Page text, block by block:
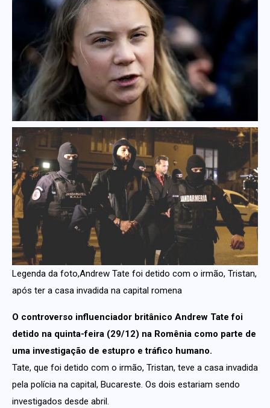
Legenda da foto,Andrew Tate foi detido com o irmão, Tristan,
após ter a casa invadida na capital romena
O controverso influenciador britânico Andrew Tate foi
detido na quinta-feira (29/12) na Romênia como parte de
uma investigação de estupro e tráfico humano.
Tate, que foi detido com o irmão, Tristan, teve a casa invadida
pela polícia na capital, Bucareste. Os dois estariam sendo
investigados desde abril.